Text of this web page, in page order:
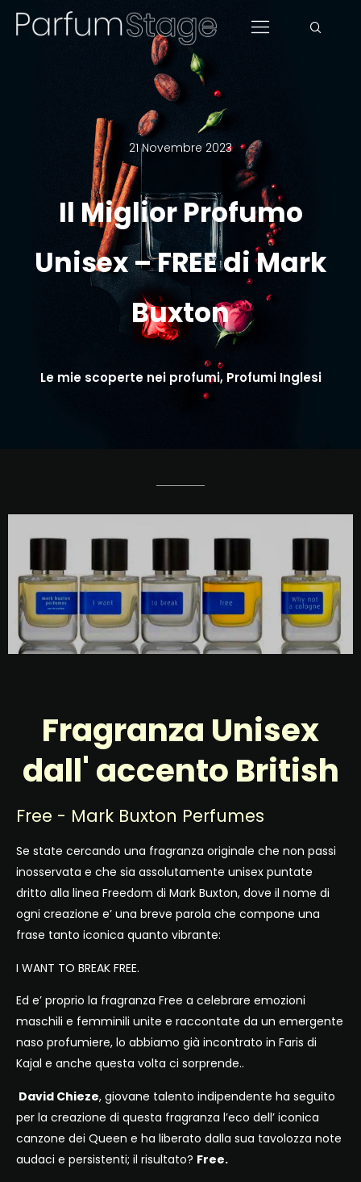
21 Novembre 2023
Il Miglior Profumo
Unisex – FREE di Mark
Buxton
Le mie scoperte nei profumi, Profumi Inglesi
Fragranza Unisex
dall' accento British
Free - Mark Buxton Perfumes
Se state cercando una fragranza originale che non passi
inosservata e che sia assolutamente unisex puntate
dritto alla linea Freedom di Mark Buxton, dove il nome di
ogni creazione e’ una breve parola che compone una
frase tanto iconica quanto vibrante:
I WANT TO BREAK FREE.
Ed e’ proprio la fragranza Free a celebrare emozioni
maschili e femminili unite e raccontate da un emergente
naso profumiere, lo abbiamo già incontrato in Faris di
Kajal e anche questa volta ci sorprende..
David Chieze, giovane talento indipendente ha seguito
per la creazione di questa fragranza l’eco dell’ iconica
canzone dei Queen e ha liberato dalla sua tavolozza note
audaci e persistenti; il risultato? Free.